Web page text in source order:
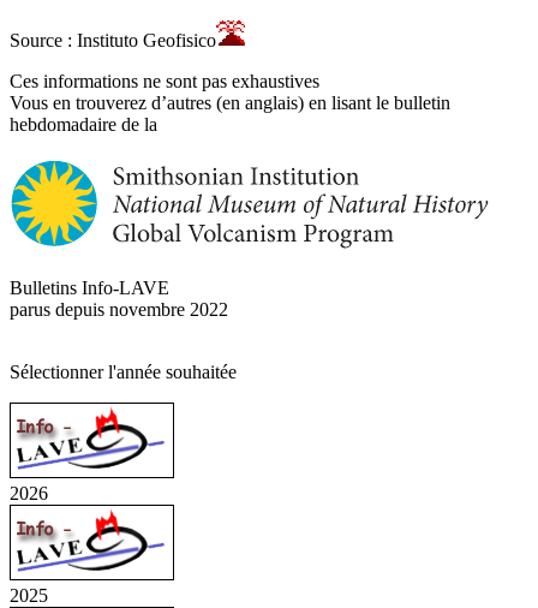
Source : Instituto Geofisico
Ces informations ne sont pas exhaustives
Vous en trouverez d’autres (en anglais) en lisant le bulletin
hebdomadaire de la
Bulletins Info-LAVE
parus depuis novembre 2022
Sélectionner l'année souhaitée
2026
2025